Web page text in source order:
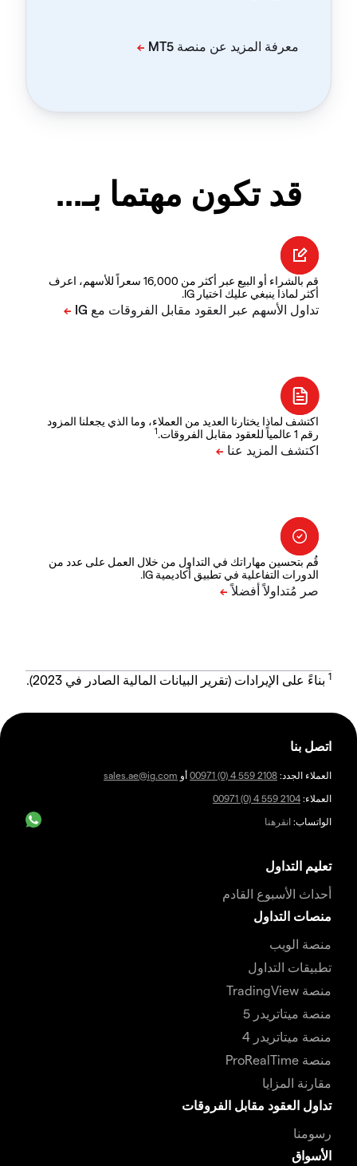
قد تكون مهتما بـ...
قم بالشراء أو البيع عبر أكثر من 16,000 سعراً للأسهم، اعرف
أكثر لماذا ينبغي عليك اختيار IG.
اكتشف لماذا يختارنا العديد من العملاء، وما الذي يجعلنا المزود
رقم 1 عالمياً للعقود مقابل الفروقات.
1
قُم بتحسين مهاراتك في التداول من خلال العمل على عدد من
الدورات التفاعلية في تطبيق أكاديمية IG.
1 بناءً على الإيرادات (تقرير البيانات المالية الصادر في 2023).
اتصل بنا
العملاء الجدد: 00971 (0) 4 559 2108 أو sales.ae@ig.com
العملاء: 00971 (0) 4 559 2104
الواتساب: انقرهنا
تعليم التداول
أحداث الأسبوع القادم
منصات التداول
منصة الويب
تطبيقات التداول
منصة TradingView
منصة ميتاتريدر 5
منصة ميتاتريدر 4
منصة ProRealTime
مقارنة المزايا
تداول العقود مقابل الفروقات
رسومنا
الأسواق